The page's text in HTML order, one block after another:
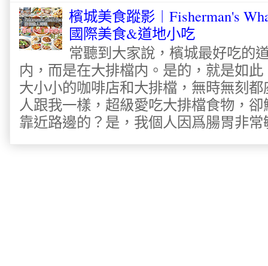
檳城美食蹤影︱Fisherman's
國際美食&道地小吃
常聽到大家說，檳城最好吃的
内，而是在大排檔内。是的，就是如
大小小的咖啡店和大排檔，無時無刻
人跟我一樣，超級愛吃大排檔食物，
靠近路邊的？是，我個人因爲腸胃非